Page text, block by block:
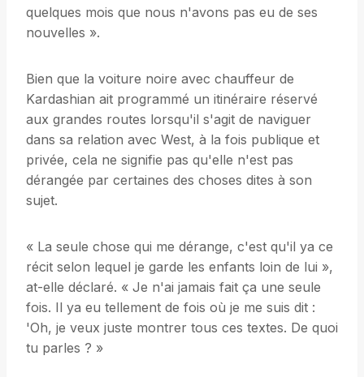
quelques mois que nous n'avons pas eu de ses
nouvelles ».
Bien que la voiture noire avec chauffeur de
Kardashian ait programmé un itinéraire réservé
aux grandes routes lorsqu'il s'agit de naviguer
dans sa relation avec West, à la fois publique et
privée, cela ne signifie pas qu'elle n'est pas
dérangée par certaines des choses dites à son
sujet.
« La seule chose qui me dérange, c'est qu'il ya ce
récit selon lequel je garde les enfants loin de lui »,
at-elle déclaré. « Je n'ai jamais fait ça une seule
fois. Il ya eu tellement de fois où je me suis dit :
'Oh, je veux juste montrer tous ces textes. De quoi
tu parles ? »